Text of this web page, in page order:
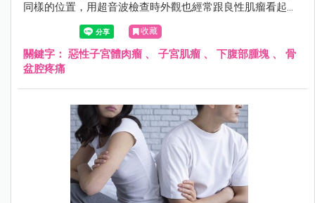
同樣的位置，用超音波檢查時外觀也經常跟良性肌瘤看起來
無異，所以非常容易被誤認為是「普通的肌瘤」。
收藏
關鍵字： 惡性子宮體肉瘤 、 子宮肌瘤 、 下腹部腫塊、 骨
盆腔疼痛